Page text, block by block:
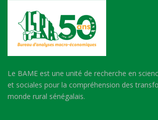
Le BAME est une unité de recherche en
et sociales pour la compréhension des
monde rural sénégalais.